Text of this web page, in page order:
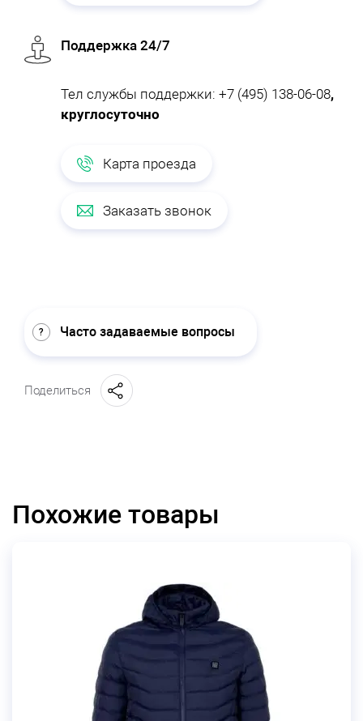
Поддержка 24/7
Тел службы поддержки: +7 (495) 138-06-08,
круглосуточно
Карта проезда
Заказать звонок
Часто задаваемые вопросы
Поделиться
Похожие товары